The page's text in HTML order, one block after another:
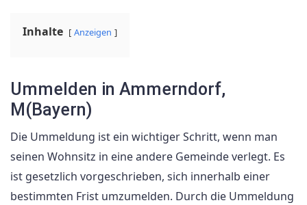
Inhalte Anzeigen
Ummelden in Ammerndorf,
M(Bayern)
Die Ummeldung ist ein wichtiger Schritt, wenn man
seinen Wohnsitz in eine andere Gemeinde verlegt. Es
ist gesetzlich vorgeschrieben, sich innerhalb einer
bestimmten Frist umzumelden. Durch die Ummeldung